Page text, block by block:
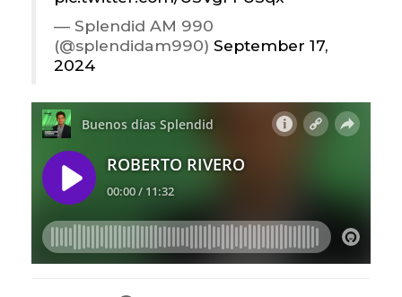
— Splendid AM 990
(@splendidam990) September 17,
2024